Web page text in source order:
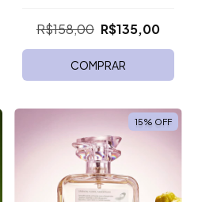
R$158,00 R$135,00
COMPRAR
15% OFF